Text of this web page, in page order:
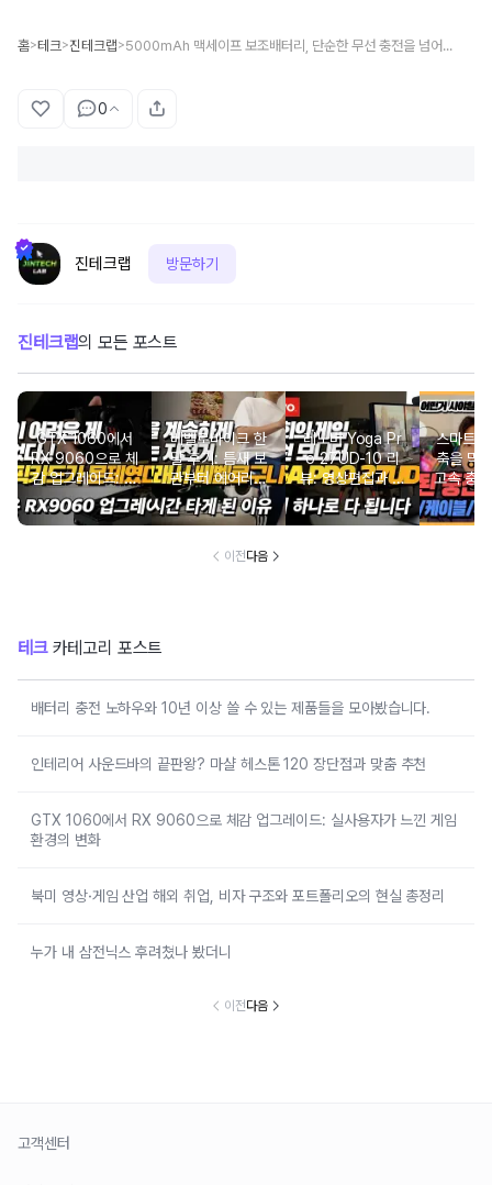
홈>테크>진테크랩> 5000mAh 맥세이프 보조배터리, 단순한 무선 충전을 넘어선 일체형의 편리함
0
진테크랩 방문하기
진테크랩의 모든 포스트
GTX 1060에서
RX 9060으로 체
감 업그레이드: 실
사용자가 느낀 게
임 환경의 변화
베벨로바이크 한
달 후기: 틈새 보
관부터 에어리프
트까지 완벽 정리
레노버 Yoga Pr
o 27UD-10 리
뷰: 영상편집과 게
이밍, 화상회의를
하나로 묶은 4K
스마트
축을 막
고속 충
축법 (+
지
이전다음
테크카테고리 포스트
배터리 충전 노하우와 10년 이상 쓸 수 있는 제품들을 모아봤습니다.
인테리어 사운드바의 끝판왕? 마샬 헤스톤 120 장단점과 맞춤 추천
GTX 1060에서 RX 9060으로 체감 업그레이드: 실사용자가 느낀 게임
환경의 변화
북미 영상·게임 산업 해외 취업, 비자 구조와 포트폴리오의 현실 총정리
누가 내 삼전닉스 후려쳤나 봤더니
이전다음
고객센터